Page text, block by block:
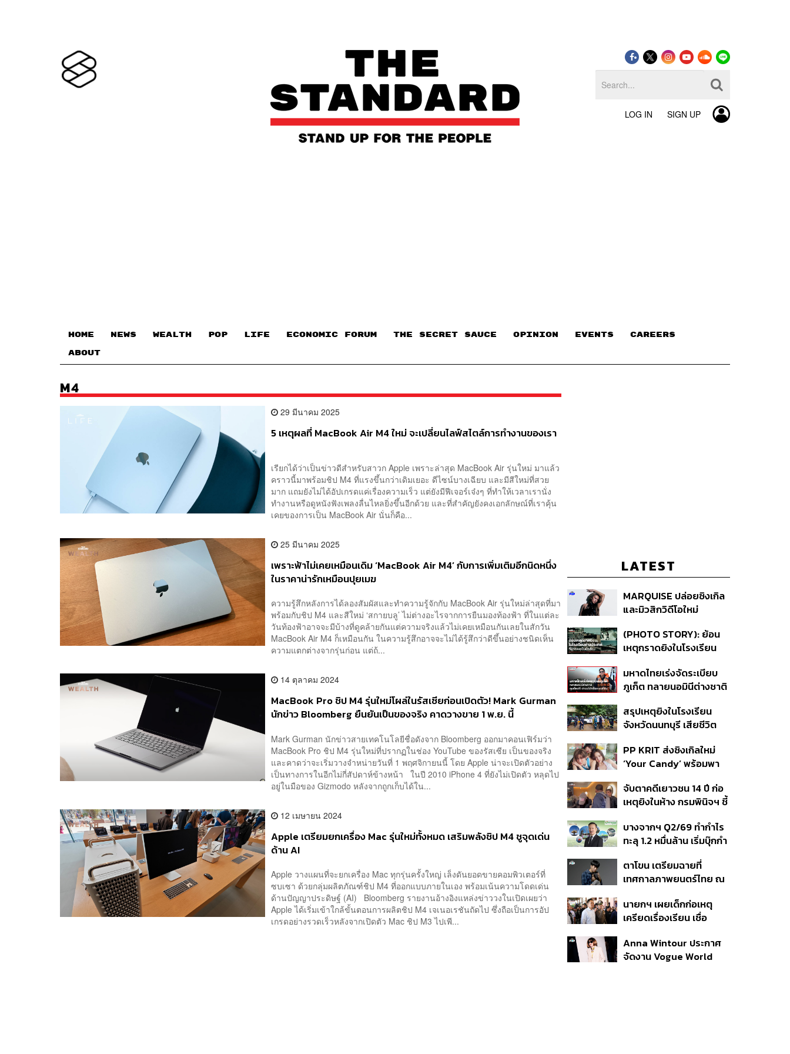
LOG IN SIGN UP
HOME NEWS WEALTH POP LIFE ECONOMIC FORUM THE SECRET SAUCE​ OPINION EVENTS CAREERS
ABOUT
M4
29 มีนาคม 2025
5 เหตุผลที่ MacBook Air M4 ใหม่ จะเปลี่ยนไลฟ์สไตล์การทำงานของเรา
เรียกได้ว่าเป็นข่าวดีสำหรับสาวก Apple เพราะล่าสุด MacBook Air รุ่นใหม่ มาแล้ว
คราวนี้มาพร้อมชิป M4 ที่แรงขึ้นกว่าเดิมเยอะ ดีไซน์บางเฉียบ และมีสีใหม่ที่สวย
มาก แถมยังไม่ได้อัปเกรดแค่เรื่องความเร็ว แต่ยังมีฟีเจอร์เจ๋งๆ ที่ทำให้เวลาเรานั่ง
ทำงานหรือดูหนังฟังเพลงลื่นไหลยิ่งขึ้นอีกด้วย และที่สำคัญยังคงเอกลักษณ์ที่เราคุ้น
เคยของการเป็น MacBook Air นั่นก็คือ...
25 มีนาคม 2025
เพราะฟ้าไม่เคยเหมือนเดิม ‘MacBook Air M4’ กับการเพิ่มเติมอีกนิดหนึ่ง
ในราคาน่ารักเหมือนปุยเมฆ
ความรู้สึกหลังการได้ลองสัมผัสและทำความรู้จักกับ MacBook Air รุ่นใหม่ล่าสุดที่มา
พร้อมกับชิป M4 และสีใหม่ ‘สกายบลู’ ไม่ต่างอะไรจากการยืนมองท้องฟ้า ที่ในแต่ละ
วันท้องฟ้าอาจจะมีบ้างที่ดูคล้ายกันแต่ความจริงแล้วไม่เคยเหมือนกันเลยในสักวัน
MacBook Air M4 ก็เหมือนกัน ในความรู้สึกอาจจะไม่ได้รู้สึกว่าดีขึ้นอย่างชนิดเห็น
ความแตกต่างจากรุ่นก่อน แต่ถ้...
14 ตุลาคม 2024
MacBook Pro ชิป M4 รุ่นใหม่โผล่ในรัสเซียก่อนเปิดตัว! Mark Gurman
นักข่าว Bloomberg ยืนยันเป็นของจริง คาดวางขาย 1 พ.ย. นี้
Mark Gurman นักข่าวสายเทคโนโลยีชื่อดังจาก Bloomberg ออกมาคอนเฟิร์มว่า
MacBook Pro ชิป M4 รุ่นใหม่ที่ปรากฏในช่อง YouTube ของรัสเซีย เป็นของจริง
และคาดว่าจะเริ่มวางจำหน่ายวันที่ 1 พฤศจิกายนนี้ โดย Apple น่าจะเปิดตัวอย่าง
เป็นทางการในอีกไม่กี่สัปดาห์ข้างหน้า ในปี 2010 iPhone 4 ที่ยังไม่เปิดตัว หลุดไป
อยู่ในมือของ Gizmodo หลังจากถูกเก็บได้ใน...
12 เมษายน 2024
Apple เตรียมยกเครื่อง Mac รุ่นใหม่ทั้งหมด เสริมพลังชิป M4 ชูจุดเด่น
ด้าน AI
Apple วางแผนที่จะยกเครื่อง Mac ทุกรุ่นครั้งใหญ่ เล็งดันยอดขายคอมพิวเตอร์ที่
ซบเซา ด้วยกลุ่มผลิตภัณฑ์ชิป M4 ที่ออกแบบภายในเอง พร้อมเน้นความโดดเด่น
ด้านปัญญาประดิษฐ์ (AI) Bloomberg รายงานอ้างอิงแหล่งข่าววงในเปิดเผยว่า
Apple ได้เริ่มเข้าใกล้ขั้นตอนการผลิตชิป M4 เจเนอเรชันถัดไป ซึ่งถือเป็นการอัป
เกรดอย่างรวดเร็วหลังจากเปิดตัว Mac ชิป M3 ไปเพี...
LATEST
MARQUISE ปล่อยซิงเกิล
และมิวสิกวิดีโอใหม่
สัมพันธ์สุด Toxic
(PHOTO STORY): ย้อน
เหตุกราดยิงในโรงเรียน
นักเรียน
มหาดไทยเร่งจัดระเบียบ
ภูเก็ต ทลายนอมินีต่างชาติ
ที่ดิน เคลียร์ใบอนุญาต
โรงแรมค้าง 7 ปี
สรุปเหตุยิงในโรงเรียน
จังหวัดนนทบุรี เสียชีวิต
ปมค้นประวัติคดีกราดยิงที่
สหรัฐฯ
PP KRIT ส่งซิงเกิลใหม่
‘Your Candy’ พร้อมพา
สิกวิดีโอ
จับตาคดีเยาวชน 14 ปี ก่อ
เหตุยิงในห้าง กรมพินิจฯ ชี้
เนื่อง ประเมินปล่อยตัว
บางจากฯ Q2/69 ทำกำไร
ทะลุ 1.2 หมื่นล้าน เริ่มบุ๊กกำ
แรก หนุนรายได้ครึ่งปีทะลุ
3.2 แสนล้าน
ตาโขน เตรียมฉายที่
เทศกาลภาพยนตร์ไทย ณ
นายกฯ เผยเด็กก่อเหตุ
เครียดเรื่องเรียน เชื่อ
กระสุนอีกกว่า 30 นัด หาก
ไม่จบชีวิตตัวเองอาจสูญ
Anna Wintour ประกาศ
จัดงาน Vogue World